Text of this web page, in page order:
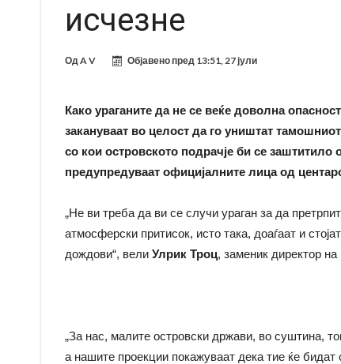
исчезне
ОдA V Објавено пред 13:51, 27 јули
Како ураганите да не се веќе доволна
закануваат во целост да го уништат
со кои островското подрачје би се заштитило
предупредуваат официјалните лица од
„Не ви треба да ви се случи ураган за да
атмосферски притисок, исто така, доаѓаат и
дождови“, вели Улрик Троц, заменик директор
„За нас, малите островски држави, во суштина,
а нашите проекции покажуваат дека тие ќе бидат